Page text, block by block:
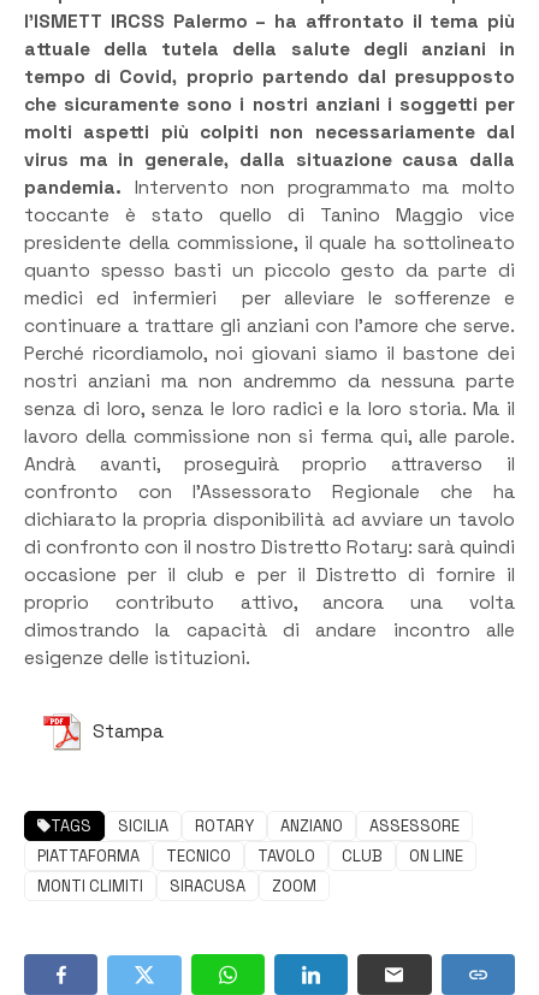
l’ISMETT IRCSS Palermo – ha affrontato il tema più
attuale della tutela della salute degli anziani in
tempo di Covid, proprio partendo dal presupposto
che sicuramente sono i nostri anziani i soggetti per
molti aspetti più colpiti non necessariamente dal
virus ma in generale, dalla situazione causa dalla
pandemia. Intervento non programmato ma molto
toccante è stato quello di Tanino Maggio vice
presidente della commissione, il quale ha sottolineato
quanto spesso basti un piccolo gesto da parte di
medici ed infermieri per alleviare le sofferenze e
continuare a trattare gli anziani con l’amore che serve.
Perché ricordiamolo, noi giovani siamo il bastone dei
nostri anziani ma non andremmo da nessuna parte
senza di loro, senza le loro radici e la loro storia. Ma il
lavoro della commissione non si ferma qui, alle parole.
Andrà avanti, proseguirà proprio attraverso il
confronto con l’Assessorato Regionale che ha
dichiarato la propria disponibilità ad avviare un tavolo
di confronto con il nostro Distretto Rotary: sarà quindi
occasione per il club e per il Distretto di fornire il
proprio contributo attivo, ancora una volta
dimostrando la capacità di andare incontro alle
esigenze delle istituzioni.
Stampa
TAGS SICILIA ROTARY ANZIANO
ASSESSORE
PIATTAFORMA
TECNICO TAVOLO CLUB
ON LINE
MONTI CLIMITI
SIRACUSA ZOOM